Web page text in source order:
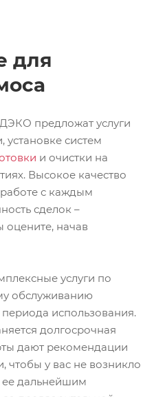
для
предложат услуги
систем
и очистки на
Высокое качество
с каждым
сделок –
оцените, начав
услуги по
обслуживанию
периода использования.
долгосрочная
дают рекомендации
чтобы у вас не возникло
ее дальнейшим